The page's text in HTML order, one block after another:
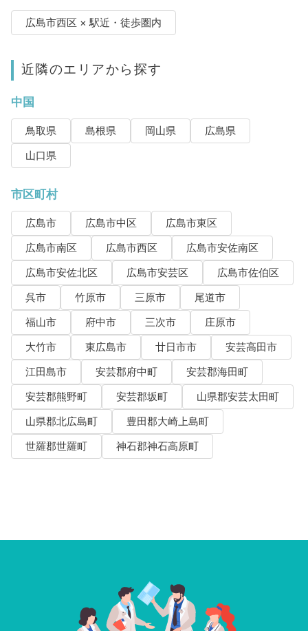
広島市西区 × 駅近・徒歩圏内
近隣のエリアから探す
中国
鳥取県 島根県 岡山県
広島県
山口県
市区町村
広島市 広島市中区
広島市東区
広島市南区
広島市西区
広島市安佐南区
広島市安佐北区
広島市安芸区
広島市佐伯区
呉市
竹原市 三原市
尾道市
福山市
府中市 三次市
庄原市
大竹市
東広島市 廿日市市
安芸高田市
江田島市
安芸郡府中町
安芸郡海田町
安芸郡熊野町
安芸郡坂町
山県郡安芸太田町
山県郡北広島町
豊田郡大崎上島町
世羅郡世羅町
神石郡神石高原町